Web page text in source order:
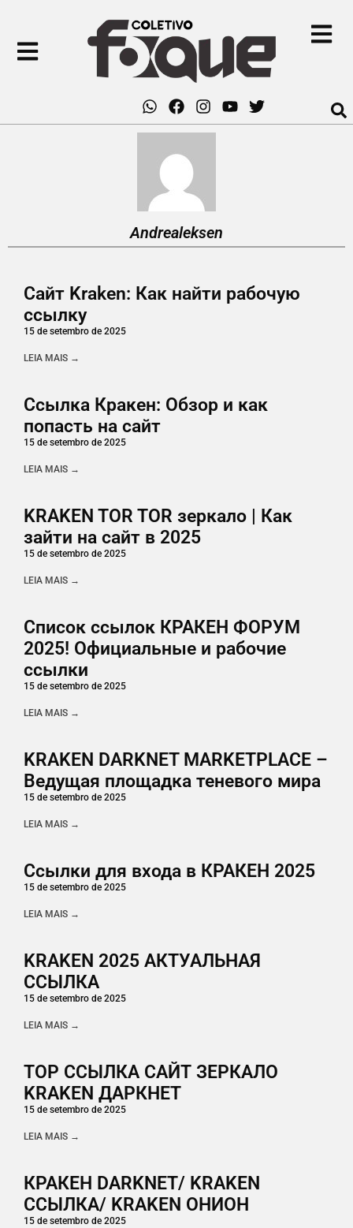
Andrealeksen
Сайт Kraken: Как найти рабочую
ссылку
15 de setembro de 2025
LEIA MAIS →
Ссылка Кракен: Обзор и как
попасть на сайт
15 de setembro de 2025
LEIA MAIS →
KRAKEN TOR TOR зеркало | Как
зайти на сайт в 2025
15 de setembro de 2025
LEIA MAIS →
Список ссылок КРАКЕН ФОРУМ
2025! Официальные и рабочие
ссылки
15 de setembro de 2025
LEIA MAIS →
KRAKEN DARKNET MARKETPLACE –
Ведущая площадка теневого мира
15 de setembro de 2025
LEIA MAIS →
Ссылки для входа в КРАКЕН 2025
15 de setembro de 2025
LEIA MAIS →
KRAKEN 2025 АКТУАЛЬНАЯ
ССЫЛКА
15 de setembro de 2025
LEIA MAIS →
ТОР ССЫЛКА САЙТ ЗЕРКАЛО
KRAKEN ДАРКНЕТ
15 de setembro de 2025
LEIA MAIS →
КРАКЕН DARKNET/ KRAKEN
ССЫЛКА/ KRAKEN ОНИОН
15 de setembro de 2025